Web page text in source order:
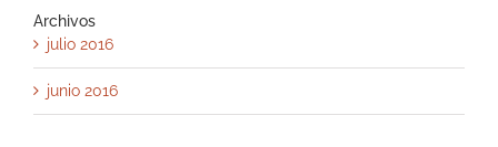
Archivos
julio 2016
junio 2016